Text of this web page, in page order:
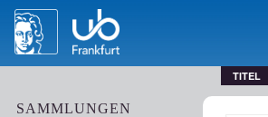
TITEL
SAMMLUNGEN